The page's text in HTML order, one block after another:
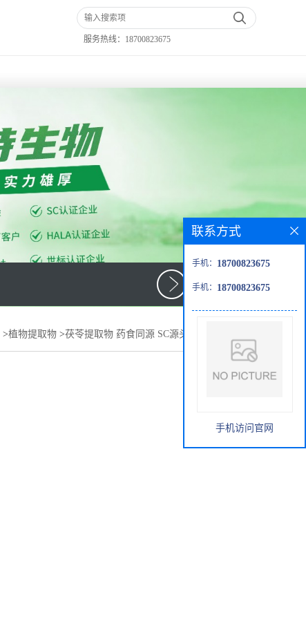
服务热线： 18700823675
>植物提取物 >茯苓提取物 药食同源 SC源头供应茯苓浓缩粉
联系方式
手机： 18700823675
手机： 18700823675
手机访问官网